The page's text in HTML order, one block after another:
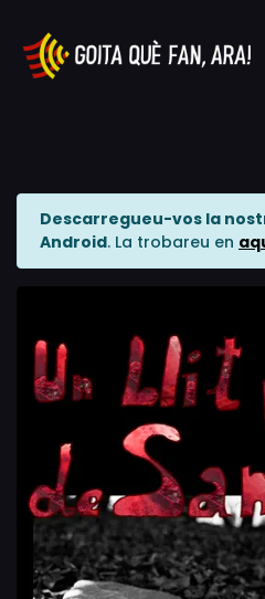
Descarregueu-vos la
Android. La trobareu en